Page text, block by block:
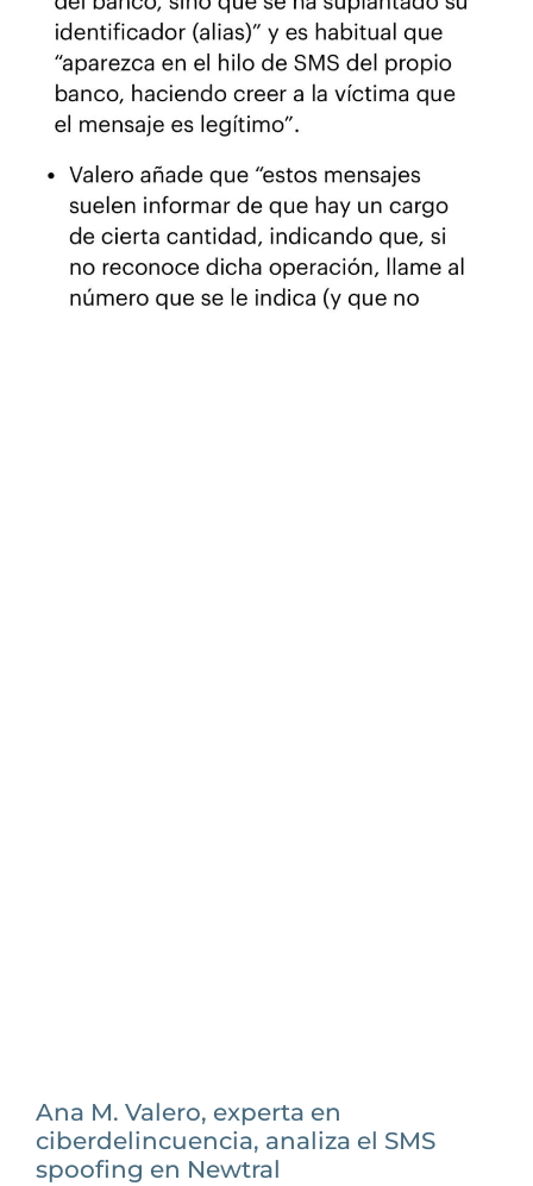
Ana M. Valero, experta en
ciberdelincuencia, analiza el SMS
spoofing en Newtral